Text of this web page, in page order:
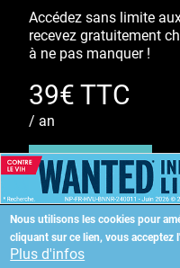
Nous utilisons les cookies pour
cliquant sur ce lien, vous
Plus d'infos
Accédez sans limite
recevez gratuitement
à ne pas manquer !
39€ TTC
/ an
S'ABONNER
Copyright